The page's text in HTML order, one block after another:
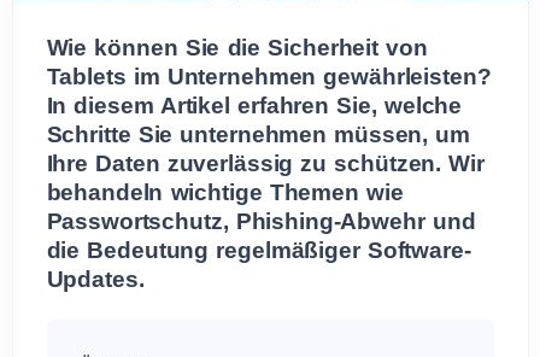
Wie können Sie die Sicherheit von
Tablets im Unternehmen gewährleisten?
In diesem Artikel erfahren Sie, welche
Schritte Sie unternehmen müssen, um
Ihre Daten zuverlässig zu schützen. Wir
behandeln wichtige Themen wie
Passwortschutz, Phishing-Abwehr und
die Bedeutung regelmäßiger Software-
Updates.